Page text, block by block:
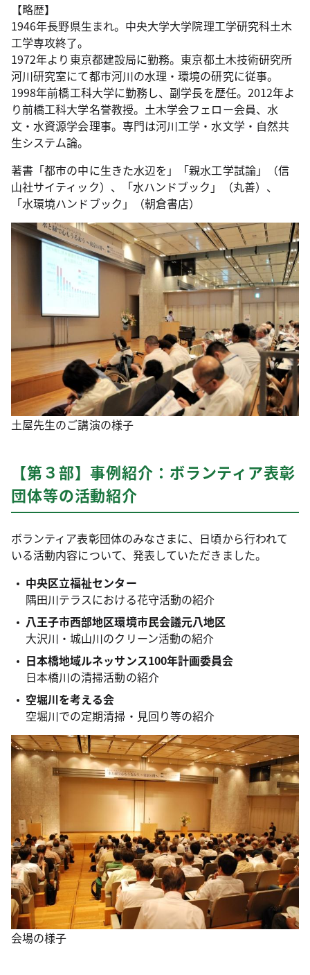
【略歴】
1946年長野県生まれ。中央大学大学院理工学研究科土木
工学専攻終了。
1972年より東京都建設局に勤務。東京都土木技術研究所
河川研究室にて都市河川の水理・環境の研究に従事。
1998年前橋工科大学に勤務し、副学長を歴任。2012年よ
り前橋工科大学名誉教授。土木学会フェロー会員、水
文・水資源学会理事。専門は河川工学・水文学・自然共
生システム論。
著書「都市の中に生きた水辺を」「親水工学試論」（信
山社サイティック）、「水ハンドブック」（丸善）、
「水環境ハンドブック」（朝倉書店）
土屋先生のご講演の様子
【第３部】事例紹介：ボランティア表彰
団体等の活動紹介
ボランティア表彰団体のみなさまに、日頃から行われて
いる活動内容について、発表していただきました。
中央区立福祉センター
隅田川テラスにおける花守活動の紹介
八王子市西部地区環境市民会議元八地区
大沢川・城山川のクリーン活動の紹介
日本橋地域ルネッサンス100年計画委員会
日本橋川の清掃活動の紹介
空堀川を考える会
空堀川での定期清掃・見回り等の紹介
会場の様子